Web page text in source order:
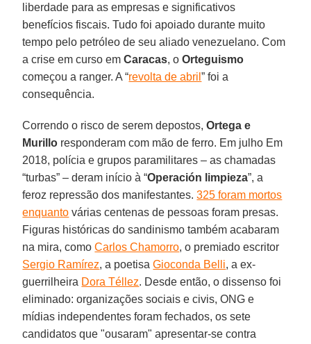
liberdade para as empresas e significativos
benefícios fiscais. Tudo foi apoiado durante muito
tempo pelo petróleo de seu aliado venezuelano. Com
a crise em curso emCaracas, oOrteguismo
começou a ranger. A “revolta de abril” foi a
consequência.
Correndo o risco de serem depostos,Ortega e
Murillo responderam com mão de ferro. Em julho Em
2018, polícia e grupos paramilitares – as chamadas
“turbas” – deram início à “Operación limpieza”, a
feroz repressão dos manifestantes.325 foram mortos
enquanto várias centenas de pessoas foram presas.
Figuras históricas do sandinismo também acabaram
na mira, comoCarlos Chamorro, o premiado escritor
Sergio Ramírez, a poetisaGioconda Belli, a ex-
guerrilheira Dora Téllez. Desde então, o dissenso foi
eliminado: organizações sociais e civis, ONG e
mídias independentes foram fechados, os sete
candidatos que "ousaram" apresentar-se contra